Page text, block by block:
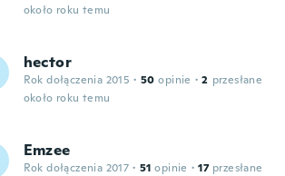
około roku temu
hector
Rok dołączenia 2015 · 50 opinie · 2 przesłane
około roku temu
Emzee
Rok dołączenia 2017 · 51 opinie · 17 przesłane